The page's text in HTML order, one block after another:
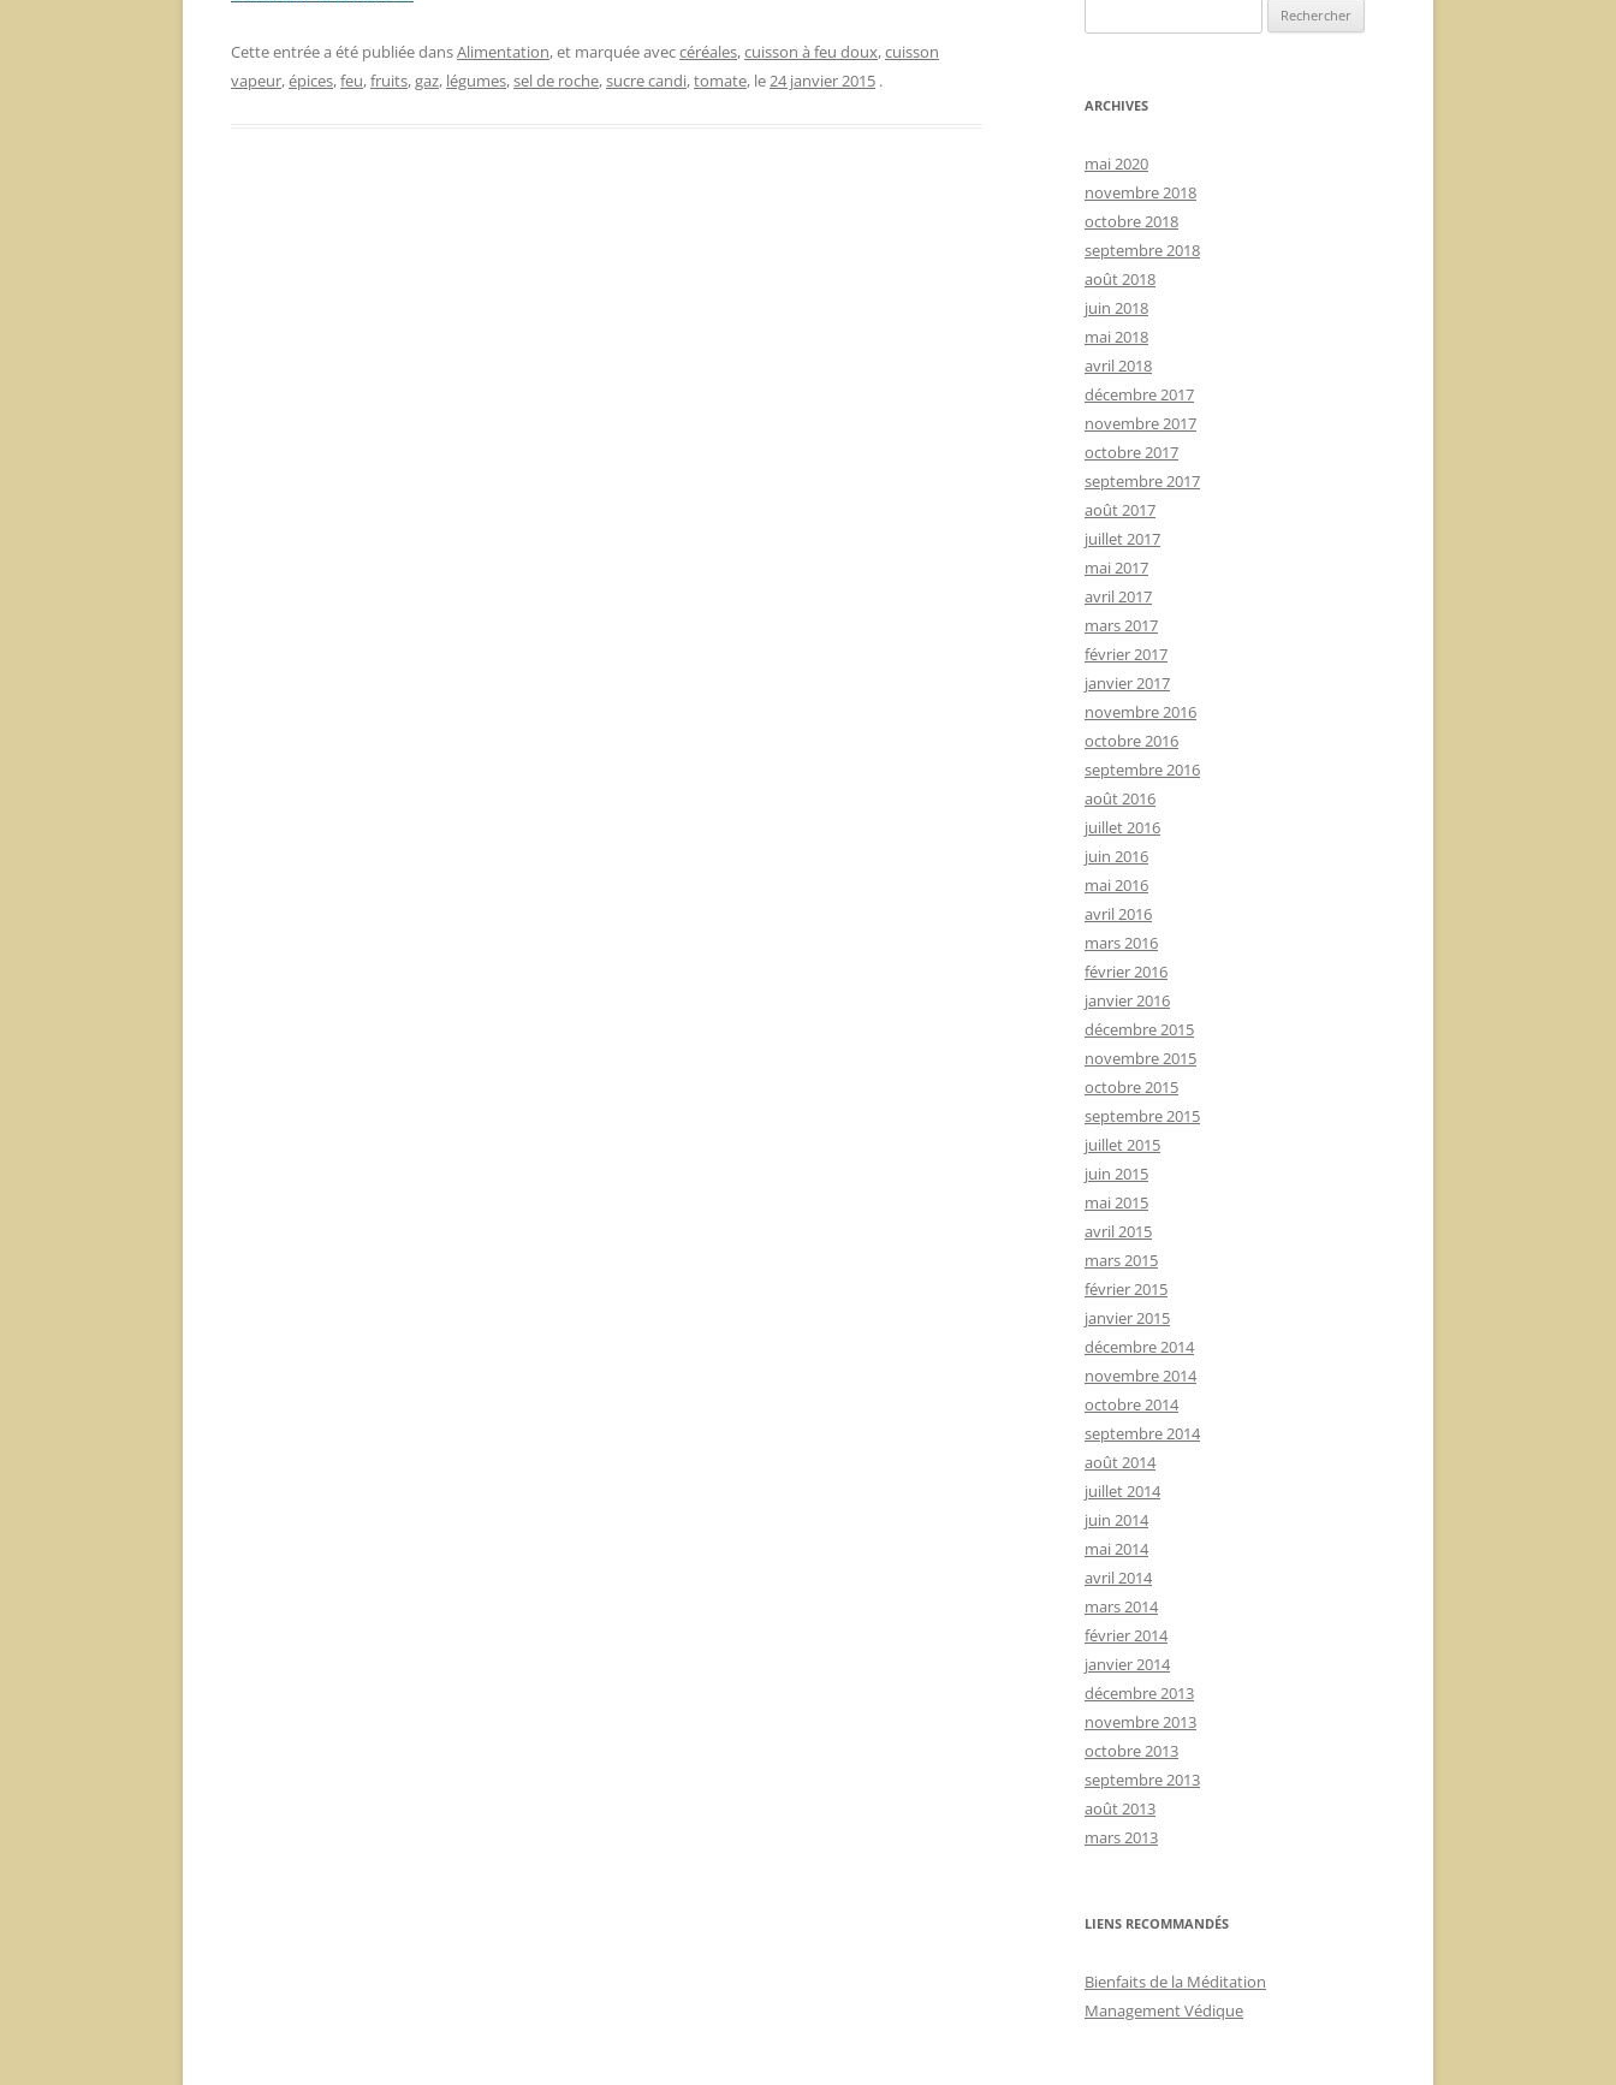
Cette entrée a été publiée dansAlimentation, et marquée aveccéréales,cuisson à feu doux,cuisson
vapeur,épices,feu,fruits,gaz, légumes,sel de roche,sucre candi,tomate, le24 janvier 2015 .
ARCHIVES
mai 2020
novembre 2018
octobre 2018
septembre 2018
août 2018
juin 2018
mai 2018
avril 2018
décembre 2017
novembre 2017
octobre 2017
septembre 2017
août 2017
juillet 2017
mai 2017
avril 2017
mars 2017
février 2017
janvier 2017
novembre 2016
octobre 2016
septembre 2016
août 2016
juillet 2016
juin 2016
mai 2016
avril 2016
mars 2016
février 2016
janvier 2016
décembre 2015
novembre 2015
octobre 2015
septembre 2015
juillet 2015
juin 2015
mai 2015
avril 2015
mars 2015
février 2015
janvier 2015
décembre 2014
novembre 2014
octobre 2014
septembre 2014
août 2014
juillet 2014
juin 2014
mai 2014
avril 2014
mars 2014
février 2014
janvier 2014
décembre 2013
novembre 2013
octobre 2013
septembre 2013
août 2013
mars 2013
LIENS RECOMMANDÉS
Bienfaits de la Méditation
Management Védique